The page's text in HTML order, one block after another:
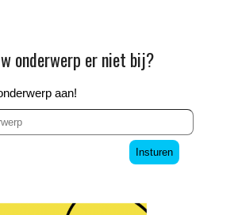
onderwerp er niet bij?
aan!
Insturen